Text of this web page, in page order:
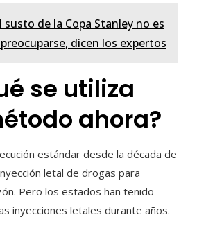
susto de la Copa Stanley no es
dicen los expertos
se utiliza
ahora?
estándar desde la década de
letal de drogas para
Pero los estados han tenido
inyecciones letales durante años.